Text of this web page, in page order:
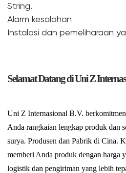
String.
Alarm kesalahan
Instalasi dan pemeliharaan
Selamat Datang di Uni Z
Uni Z Internasional B.V.
Anda rangkaian lengkap produk dan
surya. Produsen dan Pabrik di Cina.
memberi Anda produk dengan harga
logistik dan pengiriman yang lebih